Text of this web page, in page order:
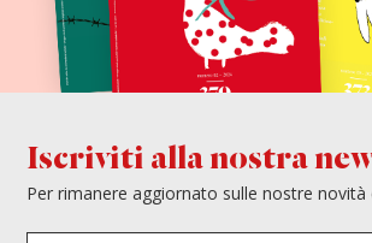
Iscriviti alla nostra
Per rimanere aggiornato sulle nostre novità